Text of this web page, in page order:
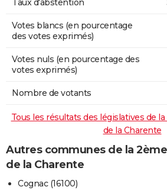
Taux d'abstention
Votes blancs (en pourcentage
des votes exprimés)
Votes nuls (en pourcentage des
votes exprimés)
Nombre de votants
Tous les résultats des législatives de
de la Charente
Autres communes de la
de la Charente
Cognac (16100)